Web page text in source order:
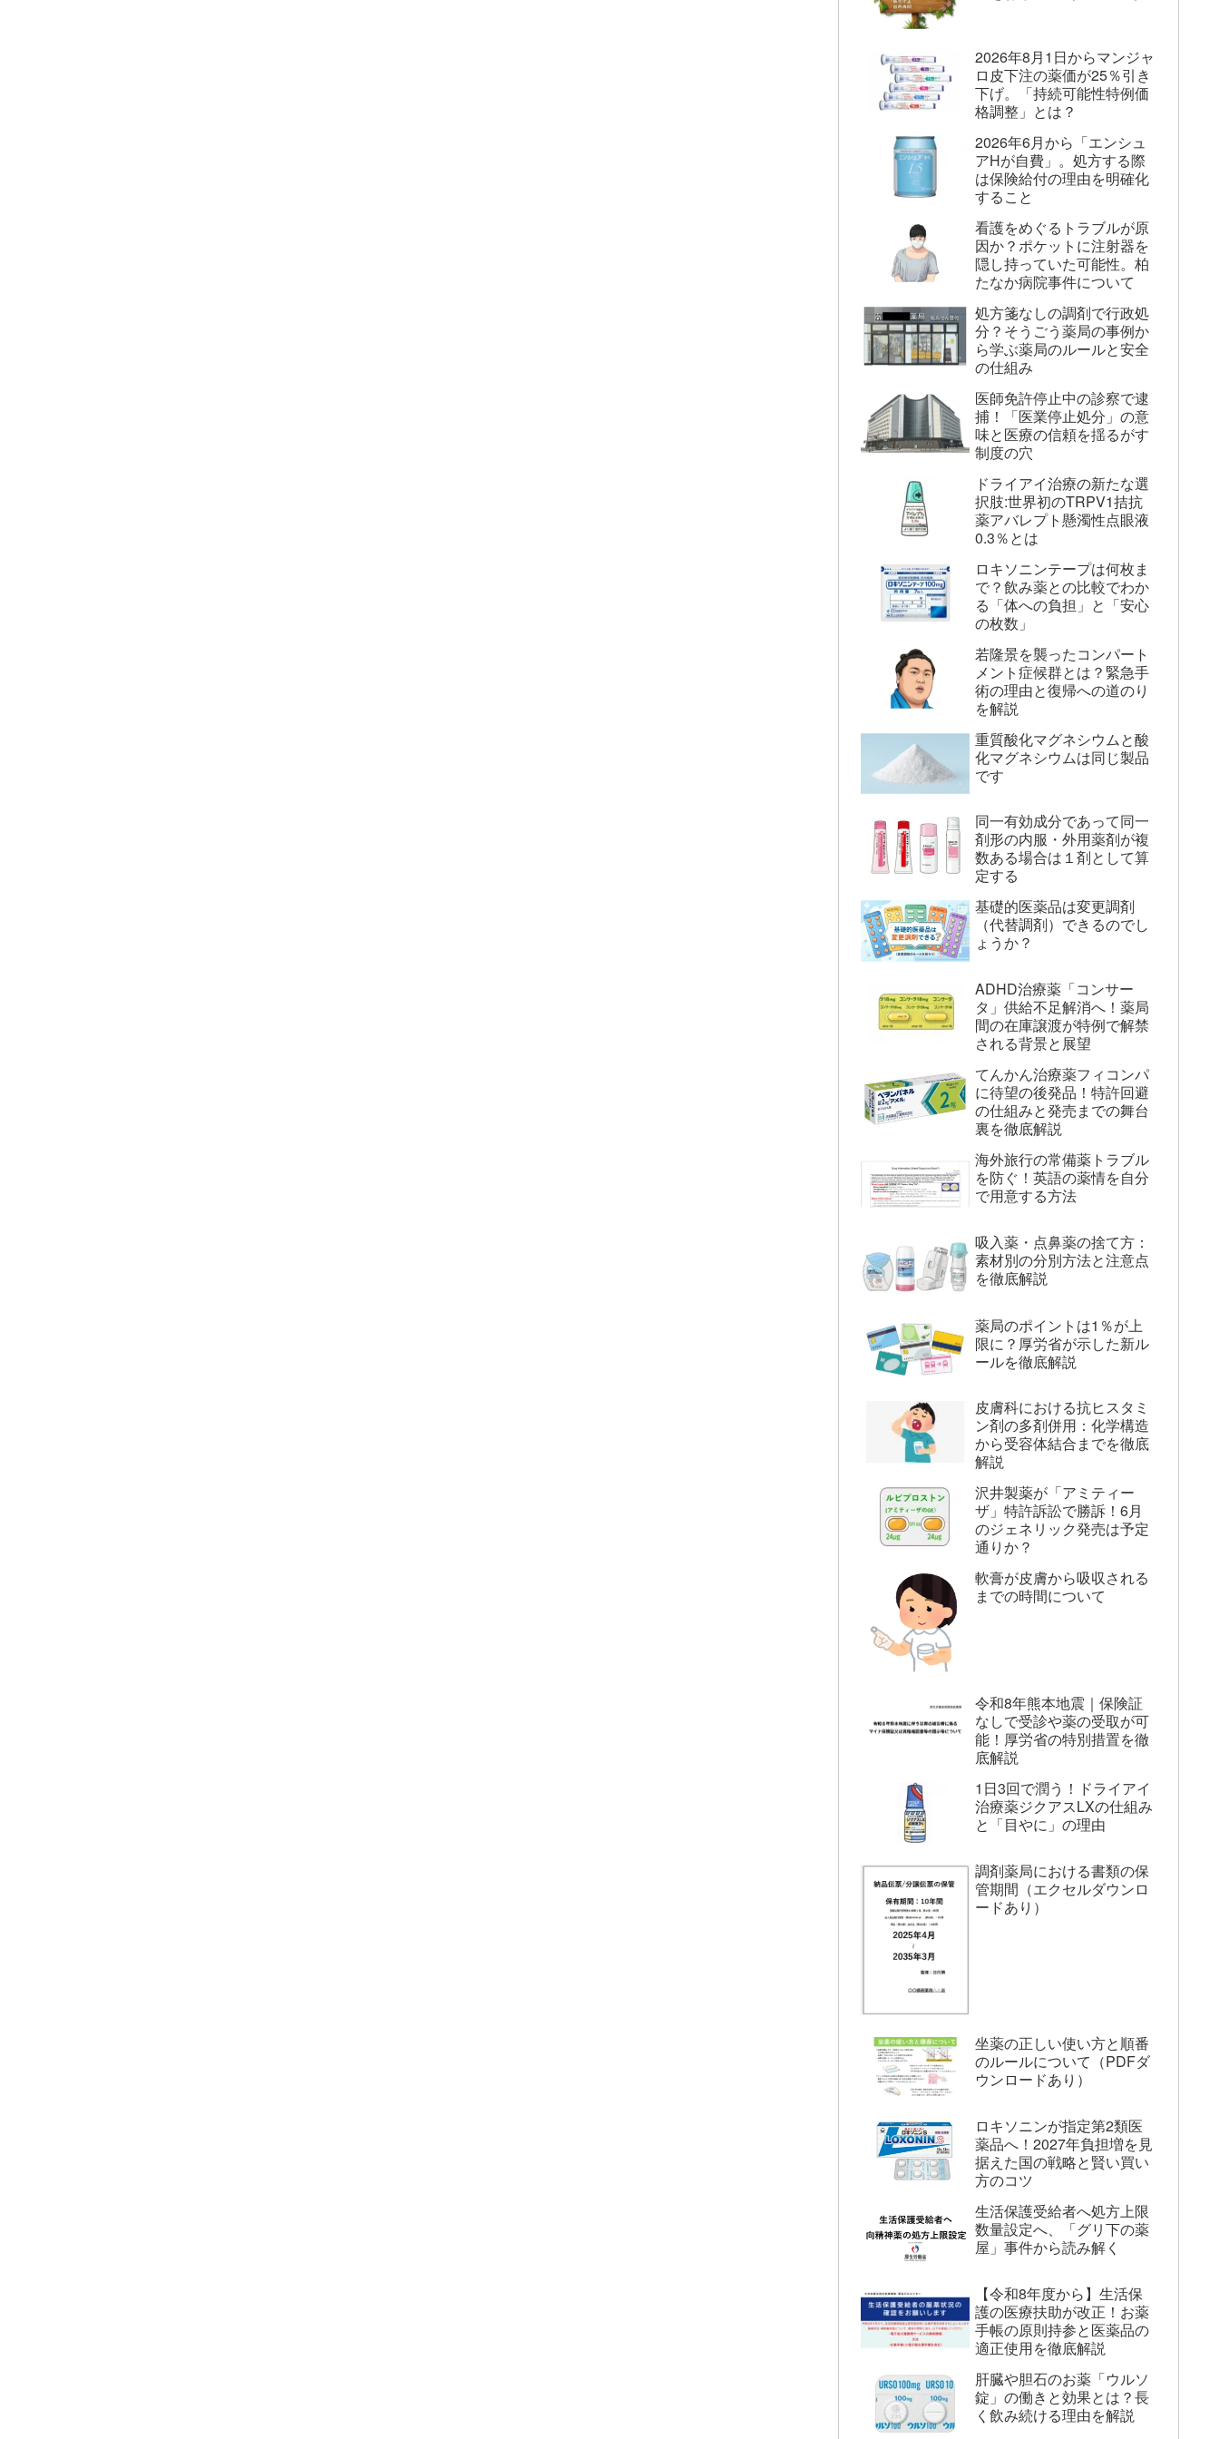
2026年8月1日からマンジャ
ロ皮下注の薬価が25％引き
下げ。「持続可能性特例価
格調整」とは？
2026年6月から「エンシュ
アHが自費」。処方する際
は保険給付の理由を明確化
すること
看護をめぐるトラブルが原
因か？ポケットに注射器を
隠し持っていた可能性。柏
たなか病院事件について
処方箋なしの調剤で行政処
分？そうごう薬局の事例か
ら学ぶ薬局のルールと安全
の仕組み
医師免許停止中の診察で逮
捕！「医業停止処分」の意
味と医療の信頼を揺るがす
制度の穴
ドライアイ治療の新たな選
択肢:世界初のTRPV1拮抗
薬アバレプト懸濁性点眼液
0.3％とは
ロキソニンテープは何枚ま
で？飲み薬との比較でわか
る「体への負担」と「安心
の枚数」
若隆景を襲ったコンパート
メント症候群とは？緊急手
術の理由と復帰への道のり
を解説
重質酸化マグネシウムと酸
化マグネシウムは同じ製品
です
同一有効成分であって同一
剤形の内服・外用薬剤が複
数ある場合は１剤として算
定する
基礎的医薬品は変更調剤
（代替調剤）できるのでし
ょうか？
ADHD治療薬「コンサー
タ」供給不足解消へ！薬局
間の在庫譲渡が特例で解禁
される背景と展望
てんかん治療薬フィコンパ
に待望の後発品！特許回避
の仕組みと発売までの舞台
裏を徹底解説
海外旅行の常備薬トラブル
を防ぐ！英語の薬情を自分
で用意する方法
吸入薬・点鼻薬の捨て方：
素材別の分別方法と注意点
を徹底解説
薬局のポイントは1％が上
限に？厚労省が示した新ル
ールを徹底解説
皮膚科における抗ヒスタミ
ン剤の多剤併用：化学構造
から受容体結合までを徹底
解説
沢井製薬が「アミティー
ザ」特許訴訟で勝訴！6月
のジェネリック発売は予定
通りか？
軟膏が皮膚から吸収される
までの時間について
令和8年熊本地震｜保険証
なしで受診や薬の受取が可
能！厚労省の特別措置を徹
底解説
1日3回で潤う！ドライアイ
治療薬ジクアスLXの仕組み
と「目やに」の理由
調剤薬局における書類の保
管期間（エクセルダウンロ
ードあり）
坐薬の正しい使い方と順番
のルールについて（PDFダ
ウンロードあり）
ロキソニンが指定第2類医
薬品へ！2027年負担増を見
据えた国の戦略と賢い買い
方のコツ
生活保護受給者へ処方上限
数量設定へ、「グリ下の薬
屋」事件から読み解く
【令和8年度から】生活保
護の医療扶助が改正！お薬
手帳の原則持参と医薬品の
適正使用を徹底解説
肝臓や胆石のお薬「ウルソ
錠」の働きと効果とは？長
く飲み続ける理由を解説